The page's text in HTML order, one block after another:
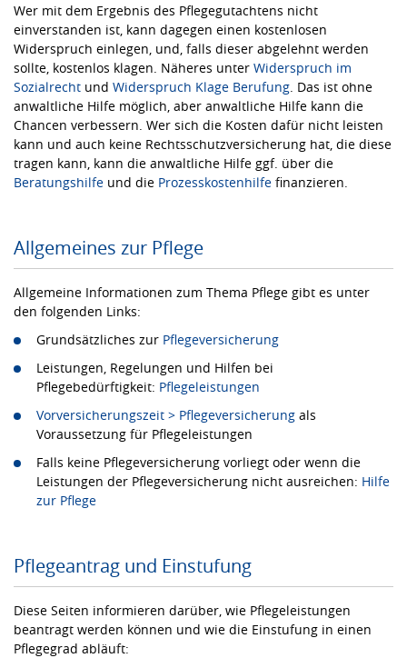
Wer mit dem Ergebnis des Pflegegutachtens nicht
einverstanden ist, kann dagegen einen kostenlosen
Widerspruch einlegen, und, falls dieser abgelehnt werden
sollte, kostenlos klagen. Näheres unter Widerspruch im
Sozialrecht und Widerspruch Klage Berufung . Das ist ohne
anwaltliche Hilfe möglich, aber anwaltliche Hilfe kann die
Chancen verbessern. Wer sich die Kosten dafür nicht leisten
kann und auch keine Rechtsschutzversicherung hat, die diese
tragen kann, kann die anwaltliche Hilfe ggf. über die
Beratungshilfe und die Prozesskostenhilfe finanzieren.
Allgemeines zur Pflege
Allgemeine Informationen zum Thema Pflege gibt es unter
den folgenden Links:
Grundsätzliches zur Pflegeversicherung
Leistungen, Regelungen und Hilfen bei
Pflegebedürftigkeit: Pflegeleistungen
Vorversicherungszeit > Pflegeversicherung als
Voraussetzung für Pflegeleistungen
Falls keine Pflegeversicherung vorliegt oder wenn die
Leistungen der Pflegeversicherung nicht ausreichen: Hilfe
zur Pflege
Pflegeantrag und Einstufung
Diese Seiten informieren darüber, wie Pflegeleistungen
beantragt werden können und wie die Einstufung in einen
Pflegegrad abläuft: